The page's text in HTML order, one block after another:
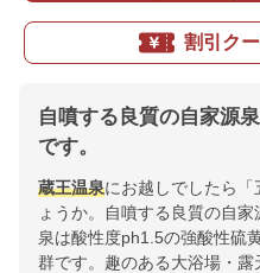
割引ク
自噴する良質の自家源
です。
蔵王温泉にお越しでしたら
ょうか。自噴する良質の自
泉は酸性度ph1.5の強酸性硫
群です。趣のある大浴場・